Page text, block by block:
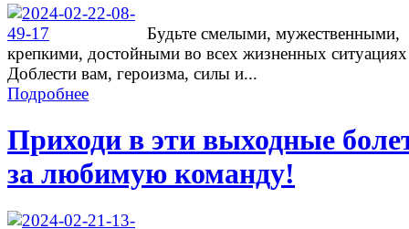
Будьте смелыми, мужественными,
крепкими, достойными во всех жизненных
Доблести вам, героизма, силы и...
Подробнее
Приходи в эти выходные
за любимую команду!